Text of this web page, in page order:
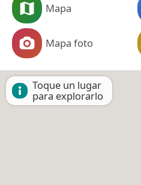
Mapa
Mapa foto
Toque un lugar
para explorarlo